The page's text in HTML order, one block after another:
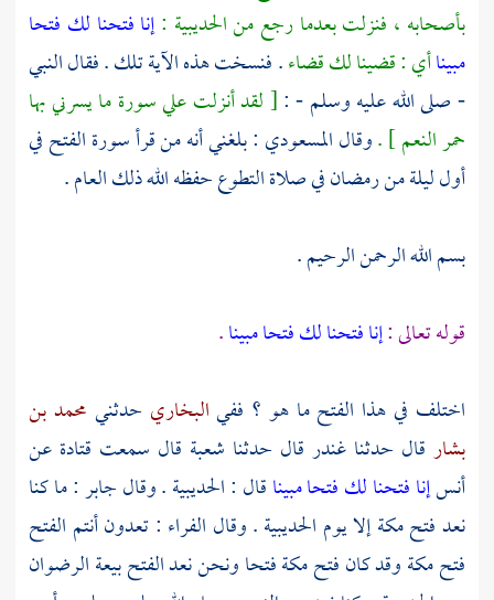
بأصحابه ، فنزلت بعدما رجع منالحديبية :إنا فتحنا لك فتحا
مبيناأي : قضينا لك قضاء. فنسخت هذه الآية تلك . فقال النبي
- صلى الله عليه وسلم - :[ لقد أنزلت علي سورة ما يسرني بها
حمر النعم ] .وقالالمسعودي : بلغني أنه من قرأ سورة الفتح في
أول ليلة من رمضان في صلاة التطوع حفظه الله ذلك العام .
بسم الله الرحمن الرحيم .
قوله تعالى :إنا فتحنا لك فتحا مبينا.
اختلف في هذا الفتح ما هو ؟ ففيالبخاري حدثني محمد بن
بشار قال حدثناغندر قال حدثنا شعبة قال سمعت قتادة عن
أنسإنا فتحنا لك فتحا مبيناقال :الحديبية. وقالجابر: ما كنا
نعد فتحمكةإلا يوم الحديبية. وقال الفراء : تعدون أنتم الفتح
فتحمكةوقد كان فتحمكةفتحا ونحن نعد الفتح بيعة الرضوان